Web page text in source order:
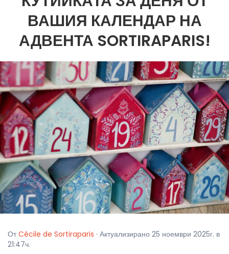
ВАШИЯ КАЛЕНДАР НА
АДВЕНТА SORTIRAPARIS!
От Cécile de Sortiraparis · Актуализирано 25 ноември 2025г. в
21:47ч.